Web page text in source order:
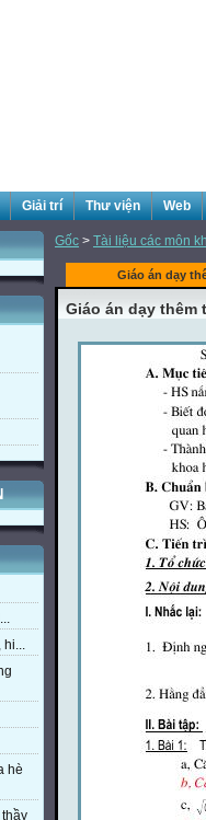
Giải trí Thư viện Web
hi...
hè
Gốc > Tài liệu các môn
Giáo án dạy
Giáo án dạy thêm